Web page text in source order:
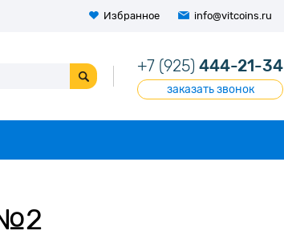
Избранное info@vitcoins.ru
+7 (925) 444-21-34
заказать звонок
№2